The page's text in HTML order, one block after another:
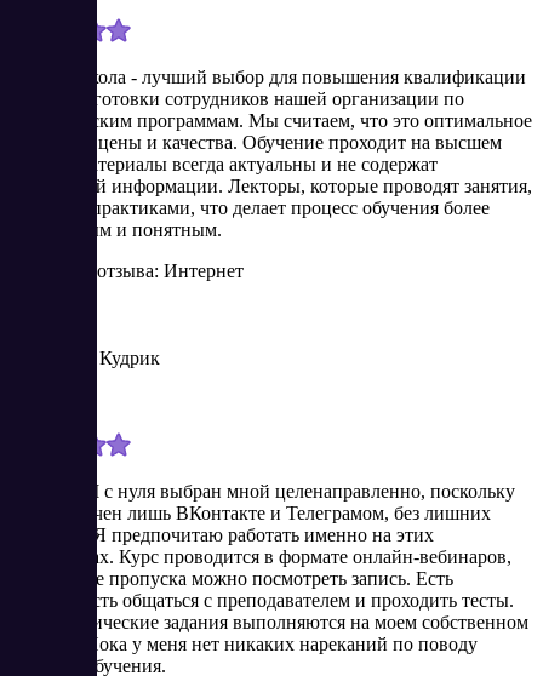
Контур школа - лучший выбор для повышения квалификации
и переподготовки сотрудников нашей организации по
бухгалтерским программам. Мы считаем, что это оптимальное
сочетание цены и качества. Обучение проходит на высшем
уровне, материалы всегда актуальны и не содержат
устаревшей информации. Лекторы, которые проводят занятия,
являются практиками, что делает процесс обучения более
интересным и понятным.
Источник отзыва: Интернет
Владимир Кудрик
Курс SMM с нуля выбран мной целенаправленно, поскольку
он ограничен лишь ВКонтакте и Телеграмом, без лишних
соцсетей. Я предпочитаю работать именно на этих
платформах. Курс проводится в формате онлайн-вебинаров,
но в случае пропуска можно посмотреть запись. Есть
возможность общаться с преподавателем и проходить тесты.
Все практические задания выполняются на моем собственном
проекте. Пока у меня нет никаких нареканий по поводу
качества обучения.